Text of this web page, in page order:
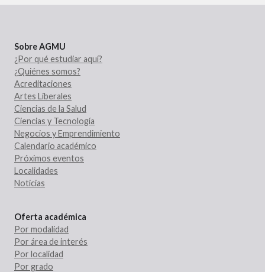
Sobre AGMU
¿Por qué estudiar aquí?
¿Quiénes somos?
Acreditaciones
Artes Liberales
Ciencias de la Salud
Ciencias y Tecnología
Negocios y Emprendimiento
Calendario académico
Próximos eventos
Localidades
Noticias
Oferta académica
Por modalidad
Por área de interés
Por localidad
Por grado